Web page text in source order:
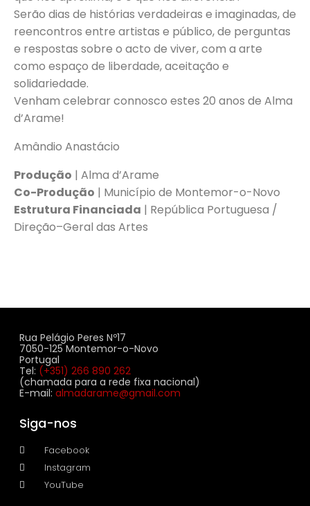
Serão dias de histórias verdadeiras e imaginadas, de
reencontros entre artistas e público, de perguntas
e respostas sobre o acto de viver, com a arte
como espaço de liberdade, aceitação e
solidariedade.
Venham celebrar connosco estes 20 anos de Alma
d’Arame!
Amândio Anastácio
Produção | Alma d’Arame
Co-Produção | Município de Montemor-o-Novo
Estrutura Financiada | República Portuguesa /
Direção–Geral das Artes
Rua Pelágio Peres Nº17
7050-125 Montemor-o-Novo
Portugal
Tel: (+351) 266 890 262
(chamada para a rede fixa nacional)
E-mail: almadarame@gmail.com
Siga-nos
Facebook
Instagram
YouTube